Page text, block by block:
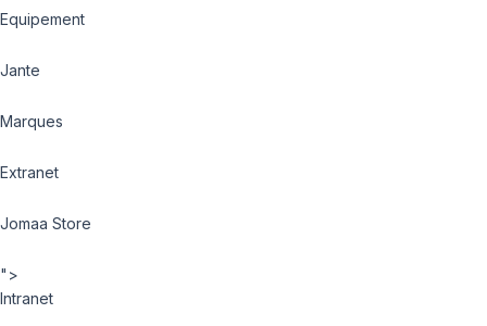
Equipement
Jante
Marques
Extranet
Jomaa Store
">
Intranet